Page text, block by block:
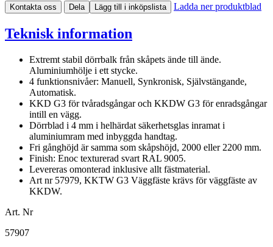
Kontakta oss Dela Lägg till i inköpslista Ladda ner produktblad
Teknisk information
Extremt stabil dörrbalk från skåpets ände till ände.
Aluminiumhölje i ett stycke.
4 funktionsnivåer: Manuell, Synkronisk, Självstängande,
Automatisk.
KKD G3 för tvåradsgångar och KKDW G3 för enradsgångar
intill en vägg.
Dörrblad i 4 mm i helhärdat säkerhetsglas inramat i
aluminiumram med inbyggda handtag.
Fri gånghöjd är samma som skåpshöjd, 2000 eller 2200 mm.
Finish: Enoc texturerad svart RAL 9005.
Levereras omonterad inklusive allt fästmaterial.
Art nr 57979, KKTW G3 Väggfäste krävs för väggfäste av
KKDW.
Art. Nr
57907